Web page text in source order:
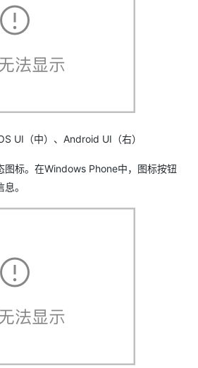
UI（中）、Android UI（右）
标。在Windows Phone中，图标按钮
。